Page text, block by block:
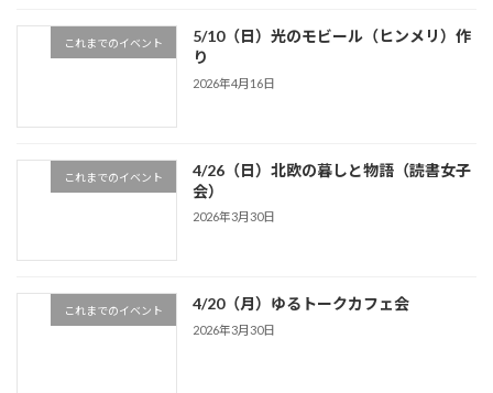
これまでのイベント
5/10（日）光のモビール（ヒンメリ）作
り
2026年4月16日
これまでのイベント
4/26（日）北欧の暮しと物語（読書女子
会）
2026年3月30日
これまでのイベント 4/20（月）ゆるトークカフェ会
2026年3月30日